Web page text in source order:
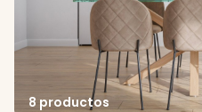
8 productos